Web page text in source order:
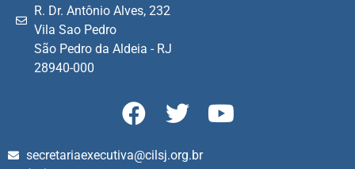
R. Dr. Antônio Alves, 232
Vila Sao Pedro
São Pedro da Aldeia - RJ
28940-000
secretariaexecutiva@cilsj.org.br